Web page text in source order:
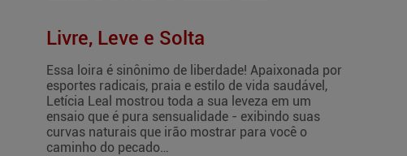
Livre, Leve e Solta
Essa loira é sinônimo de liberdade! Apaixonada por
esportes radicais, praia e estilo de vida saudável,
Letícia Leal mostrou toda a sua leveza em um
ensaio que é pura sensualidade - exibindo suas
curvas naturais que irão mostrar para você o
caminho do pecado…